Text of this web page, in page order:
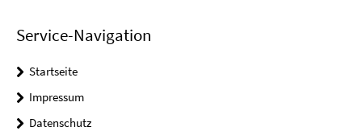
Service-Navigation
Startseite
Impressum
Datenschutz